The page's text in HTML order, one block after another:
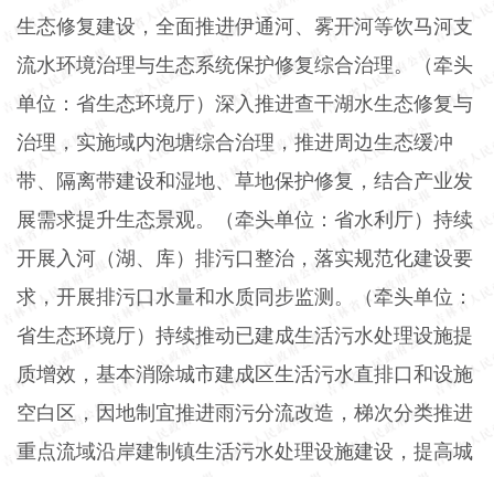
生态修复建设，全面推进伊通河、雾开河等饮马河支
流水环境治理与生态系统保护修复综合治理。（牵头
单位：省生态环境厅）深入推进查干湖水生态修复与
治理，实施域内泡塘综合治理，推进周边生态缓冲
带、隔离带建设和湿地、草地保护修复，结合产业发
展需求提升生态景观。（牵头单位：省水利厅）持续
开展入河（湖、库）排污口整治，落实规范化建设要
求，开展排污口水量和水质同步监测。（牵头单位：
省生态环境厅）持续推动已建成生活污水处理设施提
质增效，基本消除城市建成区生活污水直排口和设施
空白区，因地制宜推进雨污分流改造，梯次分类推进
重点流域沿岸建制镇生活污水处理设施建设，提高城